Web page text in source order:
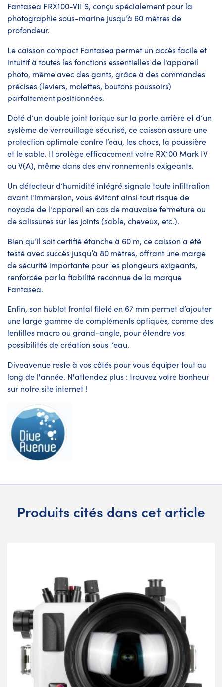
Fantasea FRX100-VII S, conçu spécialement pour la
photographie sous-marine jusqu’à 60 mètres de
profondeur.
Le caisson compact Fantasea permet un accès facile et
intuitif à toutes les fonctions essentielles de l'appareil
photo, même avec des gants, grâce à des commandes
précises (leviers, molettes, boutons poussoirs)
parfaitement positionnées.
Doté d’un double joint torique sur la porte arrière et d’un
système de verrouillage sécurisé, ce caisson assure une
protection optimale contre l’eau, les chocs, la poussière
et le sable. Il protège efficacement votre RX100 Mark IV
ou V(A), même dans des environnements exigeants.
Un détecteur d’humidité intégré signale toute infiltration
avant l'immersion, vous évitant ainsi tout risque de
noyade de l'appareil en cas de mauvaise fermeture ou
de salissures sur les joints (sable, cheveux, etc.).
Bien qu’il soit certifié étanche à 60 m, ce caisson a été
testé avec succès jusqu’à 80 mètres, offrant une marge
de sécurité importante pour les plongeurs exigeants,
renforcée par la fiabilité reconnue de la marque
Fantasea.
Enfin, son hublot frontal fileté en 67 mm permet d’ajouter
une large gamme de compléments optiques, comme des
lentilles macro ou grand-angle, pour étendre vos
possibilités de création sous l’eau.
Diveavenue reste à vos côtés pour vous équiper tout au
long de l'année. N'attendez plus : trouvez votre bonheur
sur notre site internet !
Produits cités dans cet article